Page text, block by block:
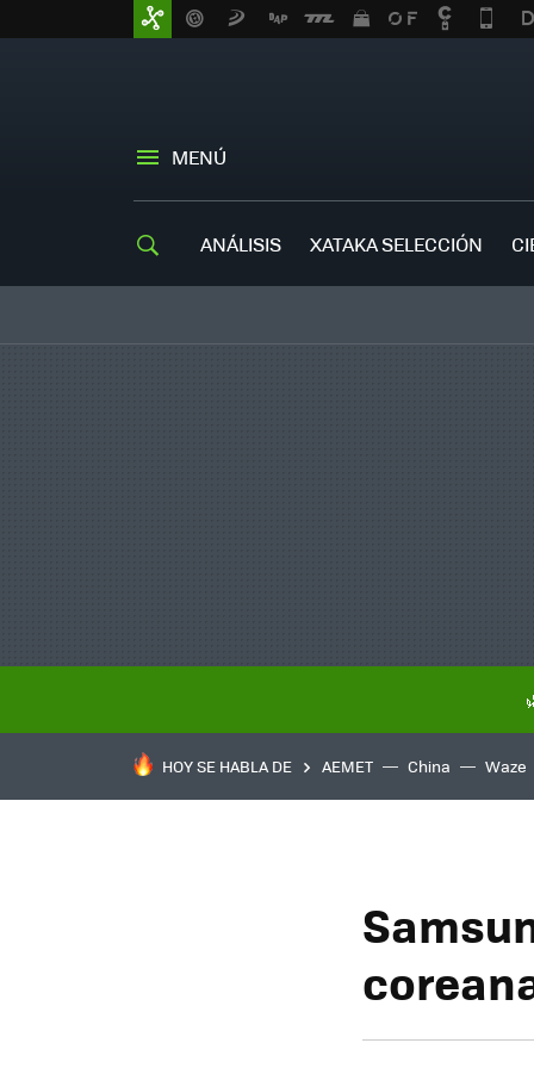
MENÚ
ANÁLISIS XATAKA SELECCIÓN
HOY SE HABLA DE AEMET China Waze